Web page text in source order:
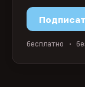
бесплатно ·